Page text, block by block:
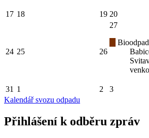
17 18 19 20
24 25 26
27
Bioodpad
31 1 2 3
Kalendář svozu odpadu
Přihlášení k odběru zpráv